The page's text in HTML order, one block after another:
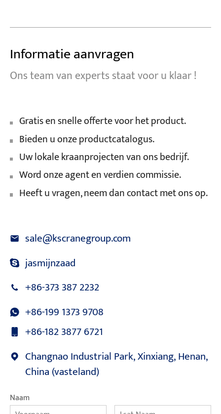
Informatie aanvragen
Ons team van experts staat voor u klaar !
Gratis en snelle offerte voor het product.
Bieden u onze productcatalogus.
Uw lokale kraanprojecten van ons bedrijf.
Word onze agent en verdien commissie.
Heeft u vragen, neem dan contact met ons op.
sale@kscranegroup.com
jasmijnzaad
+86-373 387 2232
+86-199 1373 9708
+86-182 3877 6721
Changnao Industrial Park, Xinxiang, Henan,
China (vasteland)
Naam